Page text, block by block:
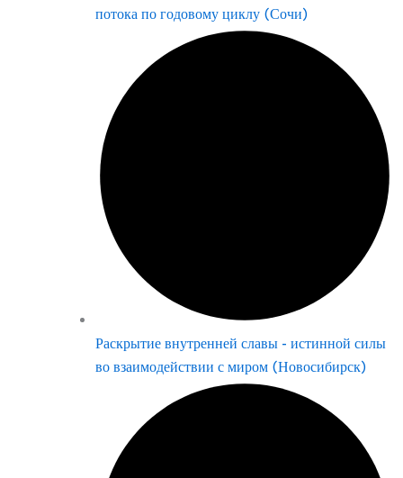
потока по годовому циклу (Сочи)
Раскрытие внутренней славы - истинной силы
во взаимодействии с миром (Новосибирск)